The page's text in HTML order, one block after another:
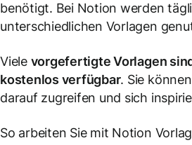
benötigt. Bei Notion werden
unterschiedlichen Vorlagen
Viele vorgefertigte Vorlagen
kostenlos verfügbar. Sie
darauf zugreifen und sich
So arbeiten Sie mit Notion